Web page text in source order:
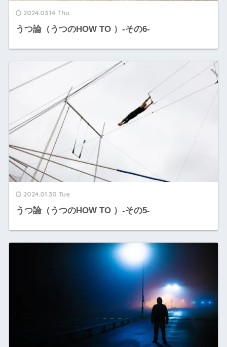
2024.03.14 Thu
うつ論（うつのHOW TO ）-その6-
2024.01.30 Tue
うつ論（うつのHOW TO ）-その5-